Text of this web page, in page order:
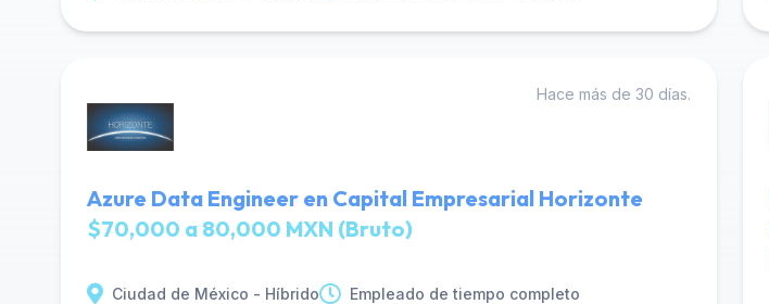
Hace más de 30 días.
Azure Data Engineer en Capital Empresarial Horizonte
$70,000 a 80,000 MXN (Bruto)
Ciudad de México - Híbrido Empleado de tiempo completo